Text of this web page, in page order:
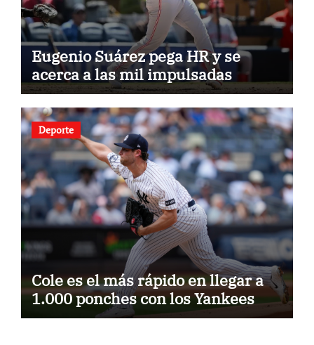
Eugenio Suárez pega HR y se
acerca a las mil impulsadas
Deporte
Cole es el más rápido en llegar a
1.000 ponches con los Yankees